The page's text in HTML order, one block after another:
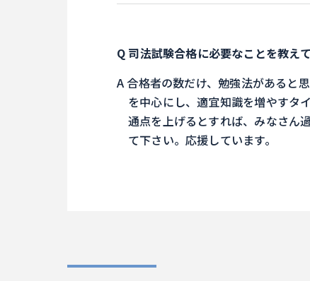
司法試験合格に必要なことを教え
合格者の数だけ、勉強法があると
を中心にし、適宜知識を増やす
通点を上げるとすれば、みなさん
て下さい。応援しています。